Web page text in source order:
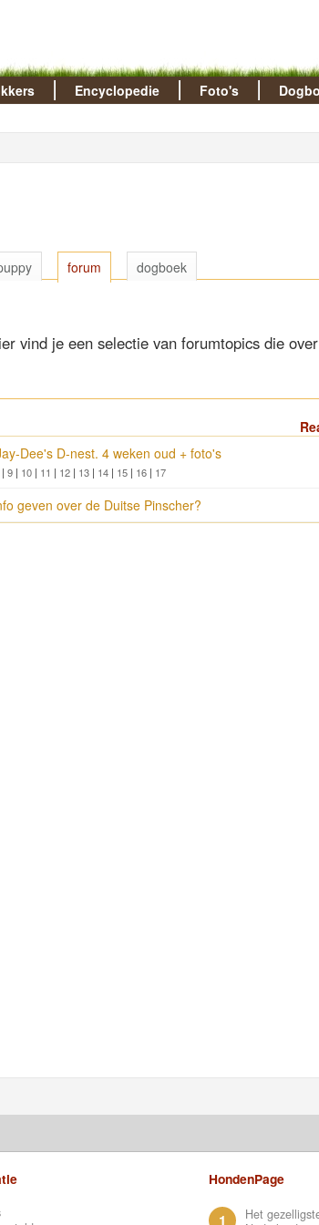
Encyclopedie Foto's
forum dogboek
vind je een selectie van forumtopics die
Dee's D-nest. 4 weken oud + foto's
| 9 | 10 | 11 | 12 | 13 | 14 | 15 | 16 | 17
geven over de Duitse Pinscher?
HondenPage
1
Het